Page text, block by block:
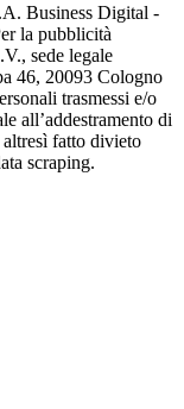
Business Digital -
la pubblicità
sede legale
46, 20093 Cologno
trasmessi e/o
all’addestramento di
fatto divieto
scraping.